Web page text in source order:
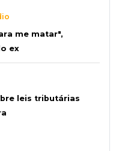
me matar",
ex
leis tributárias